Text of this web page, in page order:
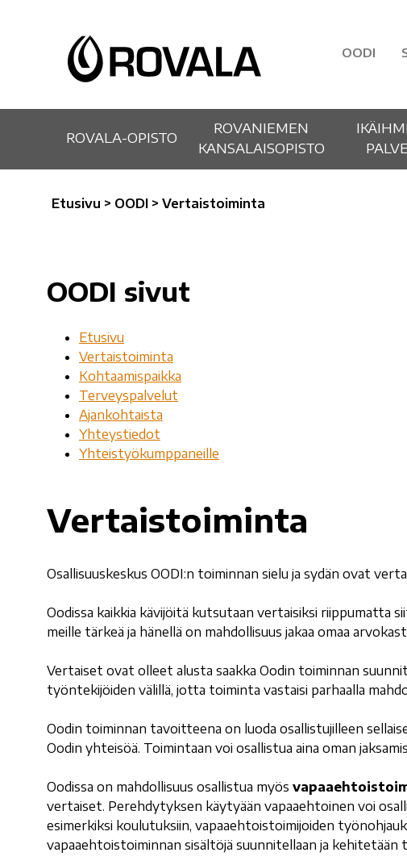
OODI
ROVALA-OPISTO
ROVANIEMEN
KANSALAISOPISTO
Etusivu > OODI> Vertaistoiminta
OODI sivut
Etusivu
Vertaistoiminta
Kohtaamispaikka
Terveyspalvelut
Ajankohtaista
Yhteystiedot
Yhteistyökumppaneille
Vertaistoiminta
Osallisuuskeskus OODI:n toiminnan sielu ja sydän ovat
Oodissa kaikkia kävijöitä kutsutaan vertaisiksi riippumatta
meille tärkeä ja hänellä on mahdollisuus jakaa omaa
Vertaiset ovat olleet alusta saakka Oodin toiminnan
työntekijöiden välillä, jotta toiminta vastaisi parhaalla
Oodin toiminnan tavoitteena on luoda osallistujilleen
Oodin yhteisöä. Toimintaan voi osallistua aina oman
Oodissa on mahdollisuus osallistua myös
vertaiset. Perehdytyksen käytyään vapaaehtoinen voi
esimerkiksi koulutuksiin, vapaaehtoistoimijoiden
vapaaehtoistoiminnan sisältöjä suunnitellaan ja kehitetään